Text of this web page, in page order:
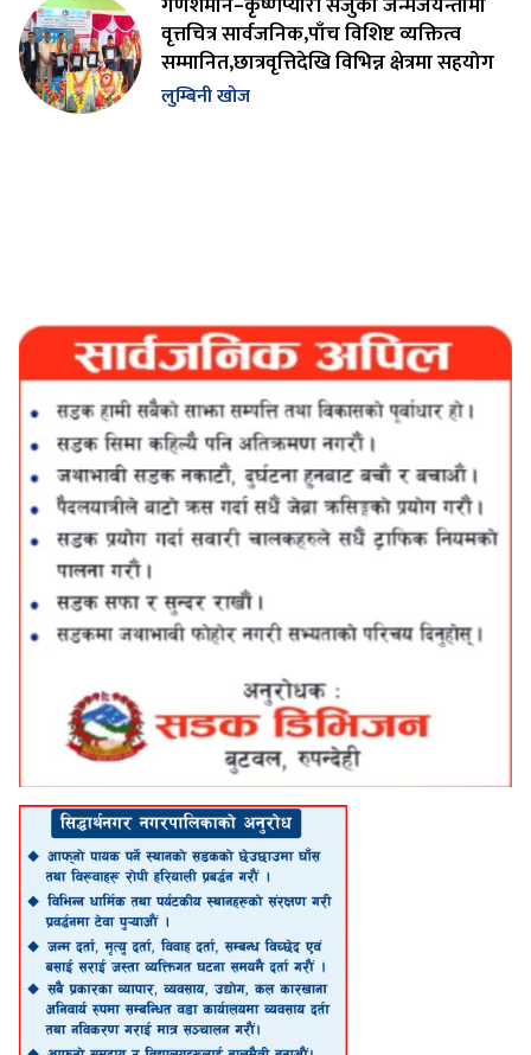
वृत्तचित्र सार्वजनिक,पाँच विशिष्ट व्यक्तित्व
सम्मानित,छात्रवृत्तिदेखि विभिन्न क्षेत्रमा सहयोग
लुम्बिनी खोज